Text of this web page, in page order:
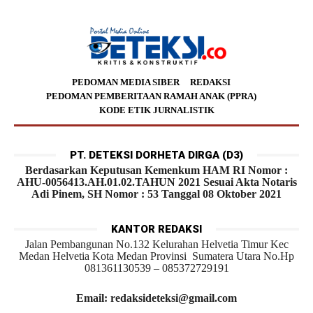
PEDOMAN MEDIA SIBER
REDAKSI
PEDOMAN PEMBERITAAN RAMAH ANAK (PPRA)
KODE ETIK JURNALISTIK
PT. DETEKSI DORHETA DIRGA (D3)
Berdasarkan Keputusan Kemenkum HAM RI Nomor :
AHU-0056413.AH.01.02.TAHUN 2021 Sesuai Akta Notaris
Adi Pinem, SH Nomor : 53 Tanggal 08 Oktober 2021
KANTOR REDAKSI
Jalan Pembangunan No.132 Kelurahan Helvetia Timur Kec
Medan Helvetia Kota Medan Provinsi Sumatera Utara No.Hp
081361130539 – 085372729191
Email: redaksideteksi@gmail.com